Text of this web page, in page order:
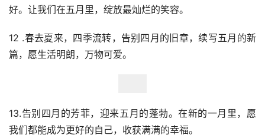
好。让我们在五月里，绽放最灿烂的笑容。
12 .春去夏来，四季流转，告别四月的旧章，续写五月的新
篇，愿生活明朗，万物可爱。
13.告别四月的芳菲，迎来五月的蓬勃。在新的一月里，愿
我们都能成为更好的自己，收获满满的幸福。